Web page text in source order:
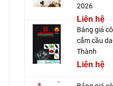
2026
Liên hệ
Bảng giá
cắm cầu
Thành
Liên hệ